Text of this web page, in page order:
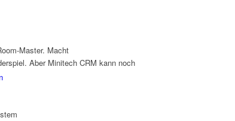
Master. Macht
Aber Minitech CRM kann noch